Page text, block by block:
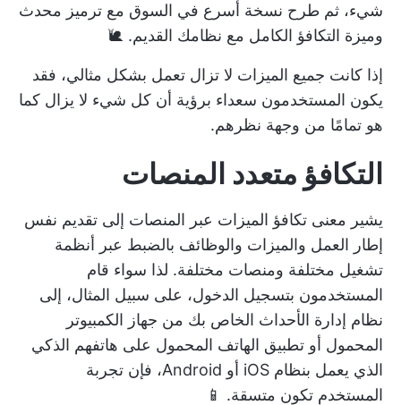
شيء، ثم طرح نسخة أسرع في السوق مع ترميز محدث
وميزة التكافؤ الكامل مع نظامك القديم. 🐌
إذا كانت جميع الميزات لا تزال تعمل بشكل مثالي، فقد
يكون المستخدمون سعداء برؤية أن كل شيء لا يزال كما
هو تمامًا من وجهة نظرهم.
التكافؤ متعدد المنصات
يشير معنى تكافؤ الميزات عبر المنصات إلى تقديم نفس
إطار العمل والميزات والوظائف بالضبط عبر أنظمة
تشغيل مختلفة ومنصات مختلفة. لذا سواء قام
المستخدمون بتسجيل الدخول، على سبيل المثال، إلى
نظام إدارة الأحداث الخاص بك من جهاز الكمبيوتر
المحمول أو تطبيق الهاتف المحمول على هاتفهم الذكي
الذي يعمل بنظام iOS أو Android، فإن تجربة
المستخدم تكون متسقة. 📱